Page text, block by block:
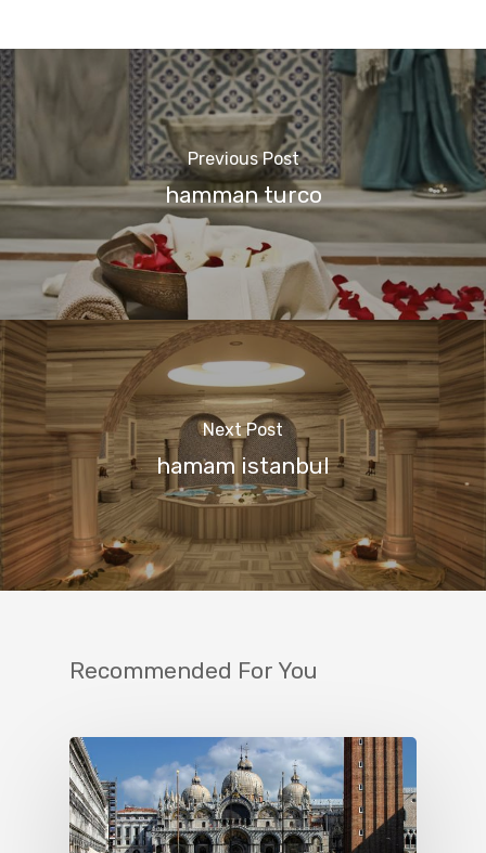
Previous Post
hamman turco
Next Post
hamam istanbul
Recommended For You